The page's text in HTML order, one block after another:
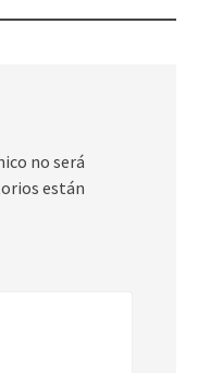
no será
están